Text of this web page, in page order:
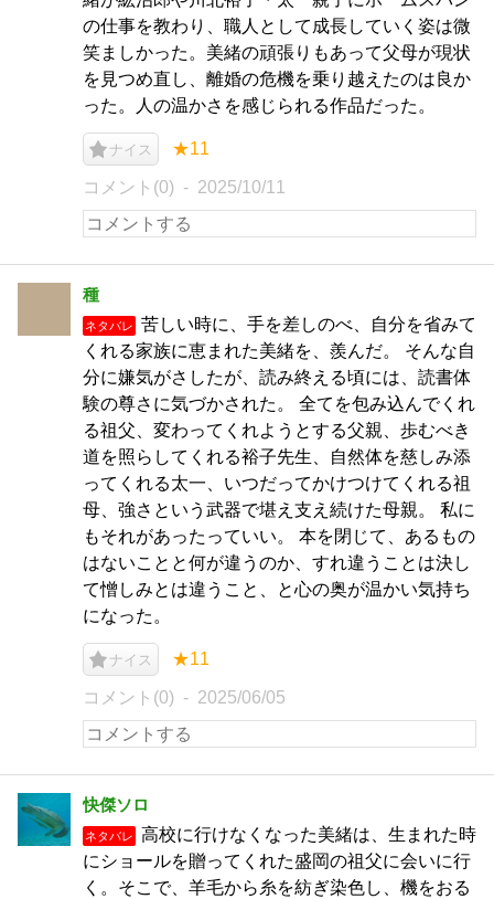
の仕事を教わり、職人として成長していく姿は微
笑ましかった。美緒の頑張りもあって父母が現状
を見つめ直し、離婚の危機を乗り越えたのは良か
った。人の温かさを感じられる作品だった。
ナイス ★11
コメント(0) 2025/10/11
種
ネタバレ
苦しい時に、手を差しのべ、自分を省みて
くれる家族に恵まれた美緒を、羨んだ。 そんな自
分に嫌気がさしたが、読み終える頃には、読書体
験の尊さに気づかされた。 全てを包み込んでくれ
る祖父、変わってくれようとする父親、歩むべき
道を照らしてくれる裕子先生、自然体を慈しみ添
ってくれる太一、いつだってかけつけてくれる祖
母、強さという武器で堪え支え続けた母親。 私に
もそれがあったっていい。 本を閉じて、あるもの
はないことと何が違うのか、すれ違うことは決し
て憎しみとは違うこと、と心の奥が温かい気持ち
になった。
ナイス ★11
コメント(0) 2025/06/05
快傑ソロ
ネタバレ
高校に行けなくなった美緒は、生まれた時
にショールを贈ってくれた盛岡の祖父に会いに行
く。そこで、羊毛から糸を紡ぎ染色し、機をおる